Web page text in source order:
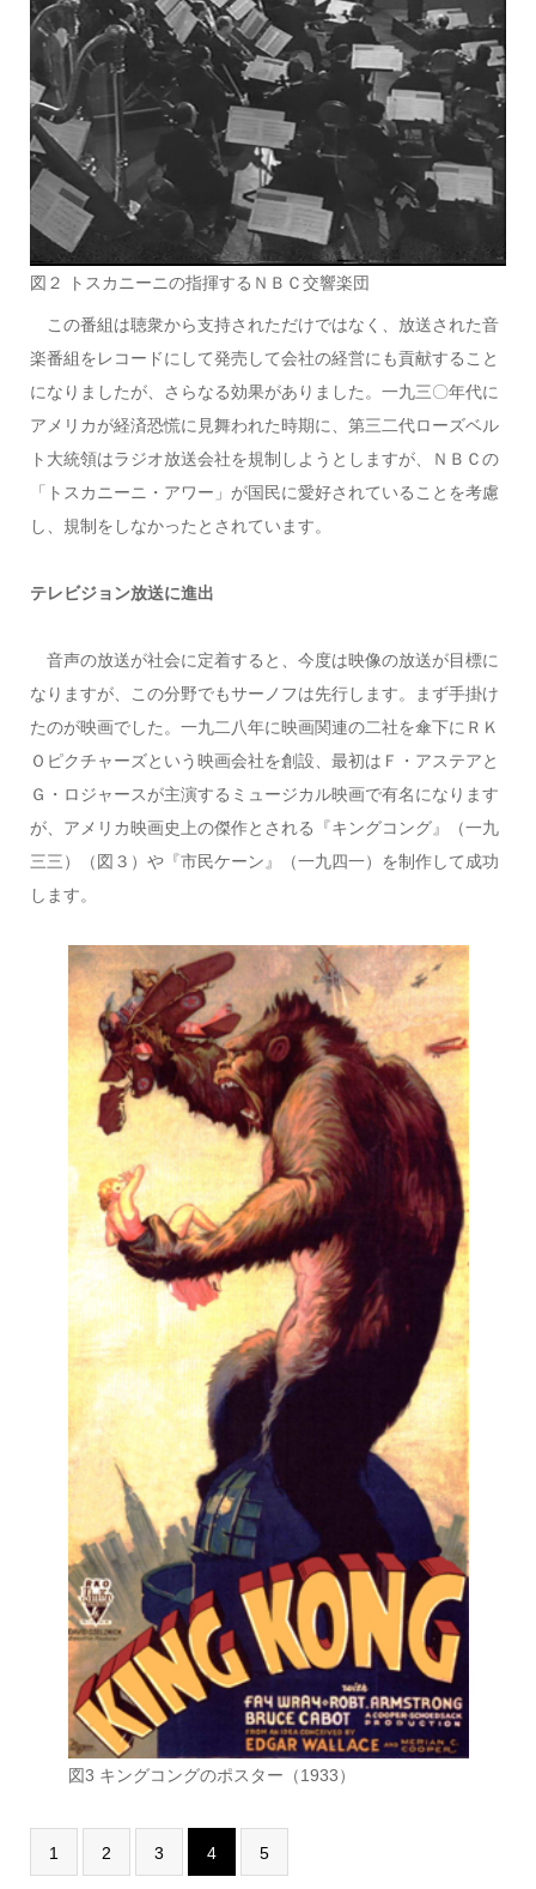
図２ トスカニーニの指揮するＮＢＣ交響楽団
この番組は聴衆から支持されただけではなく、放送された音
楽番組をレコードにして発売して会社の経営にも貢献すること
になりましたが、さらなる効果がありました。一九三〇年代に
アメリカが経済恐慌に見舞われた時期に、第三二代ローズベル
ト大統領はラジオ放送会社を規制しようとしますが、ＮＢＣの
「トスカニーニ・アワー」が国民に愛好されていることを考慮
し、規制をしなかったとされています。
テレビジョン放送に進出
音声の放送が社会に定着すると、今度は映像の放送が目標に
なりますが、この分野でもサーノフは先行します。まず手掛け
たのが映画でした。一九二八年に映画関連の二社を傘下にＲＫ
Ｏピクチャーズという映画会社を創設、最初はＦ・アステアと
Ｇ・ロジャースが主演するミュージカル映画で有名になります
が、アメリカ映画史上の傑作とされる『キングコング』（一九
三三）（図３）や『市民ケーン』（一九四一）を制作して成功
します。
図3 キングコングのポスター（1933）
1 2 3 4 5